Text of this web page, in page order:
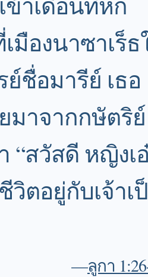
มืองนาซาเร็ธ
ชื่อมารีย์ เธอ
มาจากกษัตริย์
“สวัสดี หญิงเ
วิตอยู่กับเจ้าเ
—ลูกา